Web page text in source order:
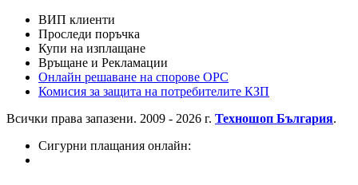
ВИП клиенти
Проследи поръчка
Купи на изплащане
Връщане и Рекламации
Онлайн решаване на спорове OPC
Комисия за защита на потребителите КЗП
Всички права запазени. 2009 - 2026 г. Техношоп България.
Сигурни плащания онлайн: